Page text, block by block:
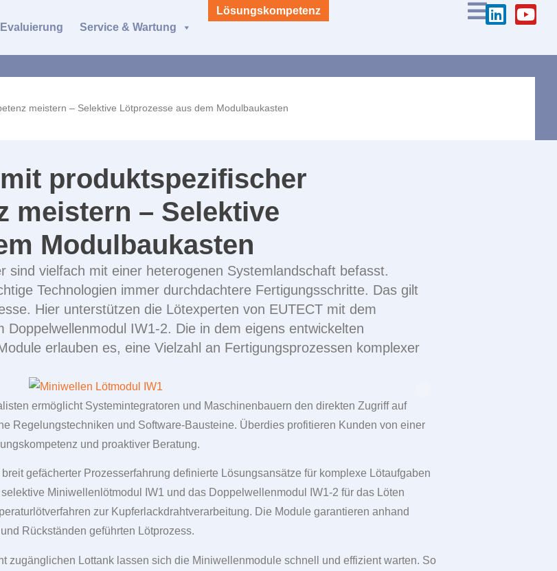
Evaluierung Service & Wartung
Lösungskompetenz
meistern – Selektive Lötprozesse aus dem Modulbaukasten
produktspezifischer
meistern – Selektive
Modulbaukasten
sind vielfach mit einer heterogenen Systemlandschaft befasst.
Technologien immer durchdachtere Fertigungsschritte. Das gilt
Hier unterstützen die Lötexperten von EUTECT mit dem
IW1-2. Die in dem eigens entwickelten
erlauben es, eine Vielzahl an Fertigungsprozessen komplexer
ermöglicht Systemintegratoren und Maschinenbauern den direkten Zugriff auf
Regelungstechniken und Software-Bausteine. Überdies profitieren Kunden von einer
und proaktiver Beratung.
gefächerter Prozesserfahrung definierte Lösungsansätze für komplexe Lötaufgaben
Miniwellenlötmodul IW1 und das Doppelwellenmodul IW1-2 für das Löten
zur Kupferlackdrahtverarbeitung. Die Module garantieren anhand
Rückständen geführten Lötprozess.
zugänglichen Lottank lassen sich die Miniwellenmodule schnell und effizient warten. So